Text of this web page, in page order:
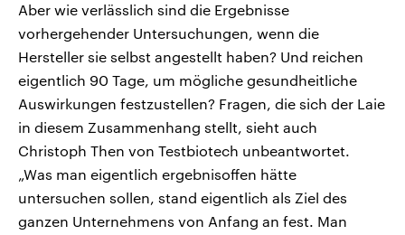
Aber wie verlässlich sind die Ergebnisse
vorhergehender Untersuchungen, wenn die
Hersteller sie selbst angestellt haben? Und reichen
eigentlich 90 Tage, um mögliche gesundheitliche
Auswirkungen festzustellen? Fragen, die sich der Laie
in diesem Zusammenhang stellt, sieht auch
Christoph Then von Testbiotech unbeantwortet.
„Was man eigentlich ergebnisoffen hätte
untersuchen sollen, stand eigentlich als Ziel des
ganzen Unternehmens von Anfang an fest. Man